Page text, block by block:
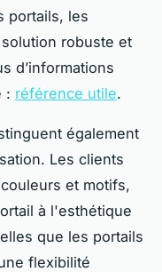
portails, les
robuste et
d’informations
: référence utile.
également
Les clients
et motifs,
à l'esthétique
que les portails
flexibilité